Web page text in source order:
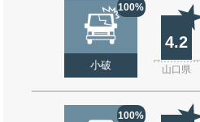
100%
小破
4.2
山口県
100%